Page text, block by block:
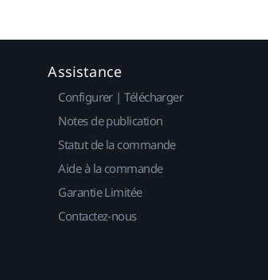
Assistance
Configurer | Télécharger
Notes de publication
Statut de la commande
Aide à la commande
Garantie Limitée
Contactez-nous